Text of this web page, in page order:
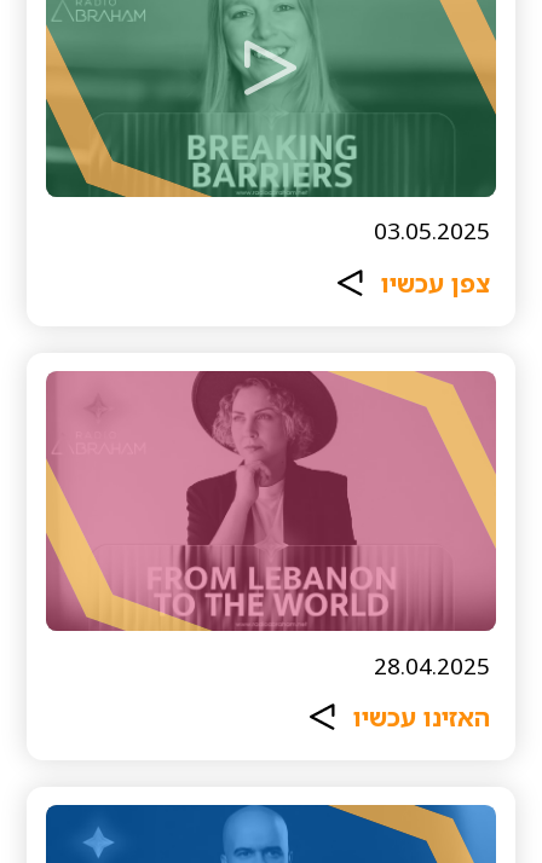
03.05.2025
צפן עכשיו
28.04.2025
האזינו עכשיו